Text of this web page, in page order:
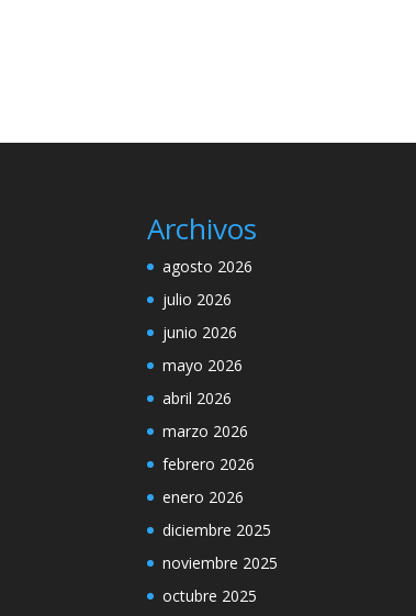
Archivos
agosto 2026
julio 2026
junio 2026
mayo 2026
abril 2026
marzo 2026
febrero 2026
enero 2026
diciembre 2025
noviembre 2025
octubre 2025